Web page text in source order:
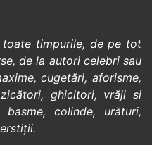
timpurile, de pe tot
de la autori celebrisau
,cugetări,aforisme,
, ghicitori, vrăji si
basme, colinde, urături,
.